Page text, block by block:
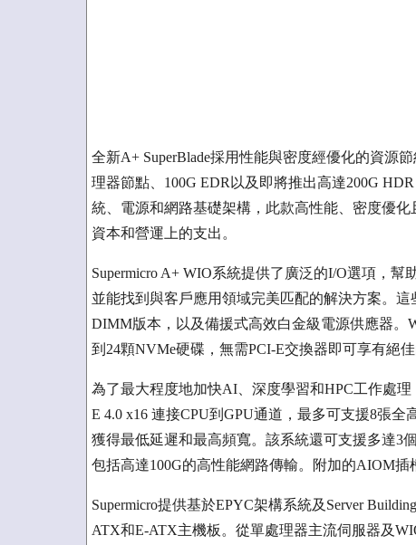
全新A+ SuperBlade採用性能與密度經優化的資源
理器節點、100G EDR以及即將推出高達200G
統、電源和網路基礎架構，此款高性能、密度優
資本和營運上的支出。
Supermicro A+ WIO系統提供了廣泛的I/O選項，
並能找到與客戶應用領域完美匹配的解決方案。
DIMM版本，以及備援式高效白金級電源供應器。
到24顆NVMe硬碟，無需PCI-E交換器即可享有絕佳
為了最大程度地加快AI、深度學習和HPC工作處
E 4.0 x16 連接CPU到GPU通道，最多可支援8張
獲得最低延遲和最高頻寬。該系統還可支援多達3
包括高達100G的高性能網路傳輸。附加的AIOM插
Supermicro提供基於EPYC架構系統及Server
ATX和E-ATX主機板。從單處理器主流伺服器及